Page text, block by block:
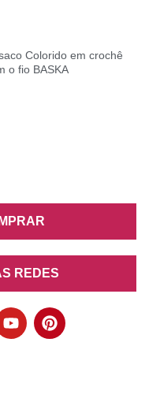
Colorido em crochê
o fio BASKA
REDES